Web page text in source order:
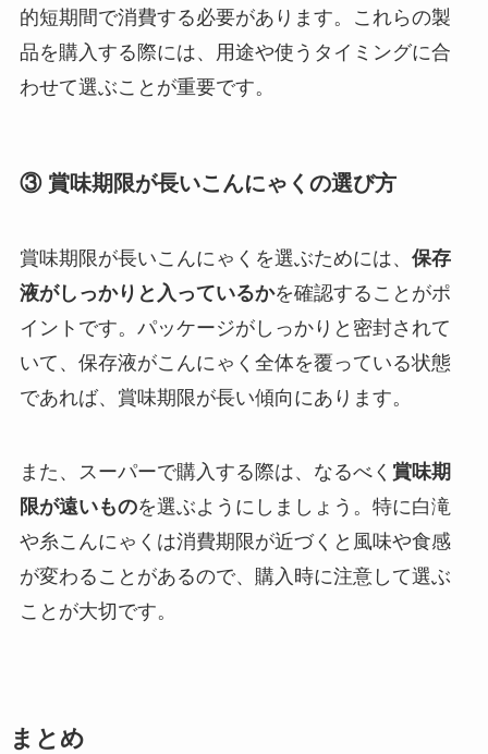
的短期間で消費する必要があります。これらの製
品を購入する際には、用途や使うタイミングに合
わせて選ぶことが重要です。
③ 賞味期限が長いこんにゃくの選び方
賞味期限が長いこんにゃくを選ぶためには、 保存
液がしっかりと入っているかを確認することがポ
イントです。パッケージがしっかりと密封されて
いて、保存液がこんにゃく全体を覆っている状態
であれば、賞味期限が長い傾向にあります。
また、スーパーで購入する際は、なるべく 賞味期
限が遠いものを選ぶようにしましょう。特に白滝
や糸こんにゃくは消費期限が近づくと風味や食感
が変わることがあるので、購入時に注意して選ぶ
ことが大切です。
まとめ